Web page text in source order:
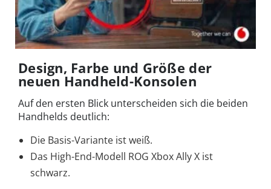
Design, Farbe und Größe der
neuen Handheld-Konsolen
Auf den ersten Blick unterscheiden sich die beiden
Handhelds deutlich:
Die Basis-Variante ist weiß.
Das High-End-Modell ROG Xbox Ally X ist
schwarz.